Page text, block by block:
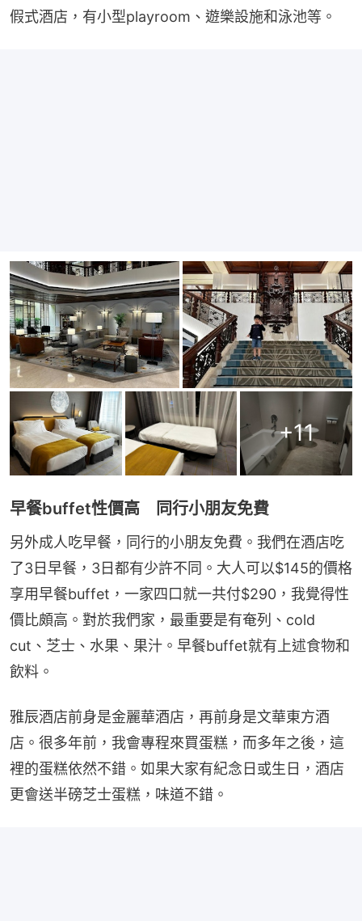
假式酒店，有小型playroom、遊樂設施和泳池等。
+11
早餐buffet性價高 同行小朋友免費
另外成人吃早餐，同行的小朋友免費。我們在酒店吃
了3日早餐，3日都有少許不同。大人可以$145的價格
享用早餐buffet，一家四口就一共付$290，我覺得性
價比頗高。對於我們家，最重要是有奄列、cold
cut、芝士、水果、果汁。早餐buffet就有上述食物和
飲料。
雅辰酒店前身是金麗華酒店，再前身是文華東方酒
店。很多年前，我會專程來買蛋糕，而多年之後，這
裡的蛋糕依然不錯。如果大家有紀念日或生日，酒店
更會送半磅芝士蛋糕，味道不錯。